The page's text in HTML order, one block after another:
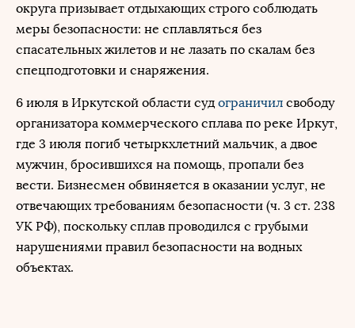
округа призывает отдыхающих строго соблюдать
меры безопасности: не сплавляться без
спасательных жилетов и не лазать по скалам без
спецподготовки и снаряжения.
6 июля в Иркутской области суд ограничил свободу
организатора коммерческого сплава по реке Иркут,
где 3 июля погиб четыркхлетний мальчик, а двое
мужчин, бросившихся на помощь, пропали без
вести. Бизнесмен обвиняется в оказании услуг, не
отвечающих требованиям безопасности (ч. 3 ст. 238
УК РФ), поскольку сплав проводился с грубыми
нарушениями правил безопасности на водных
объектах.